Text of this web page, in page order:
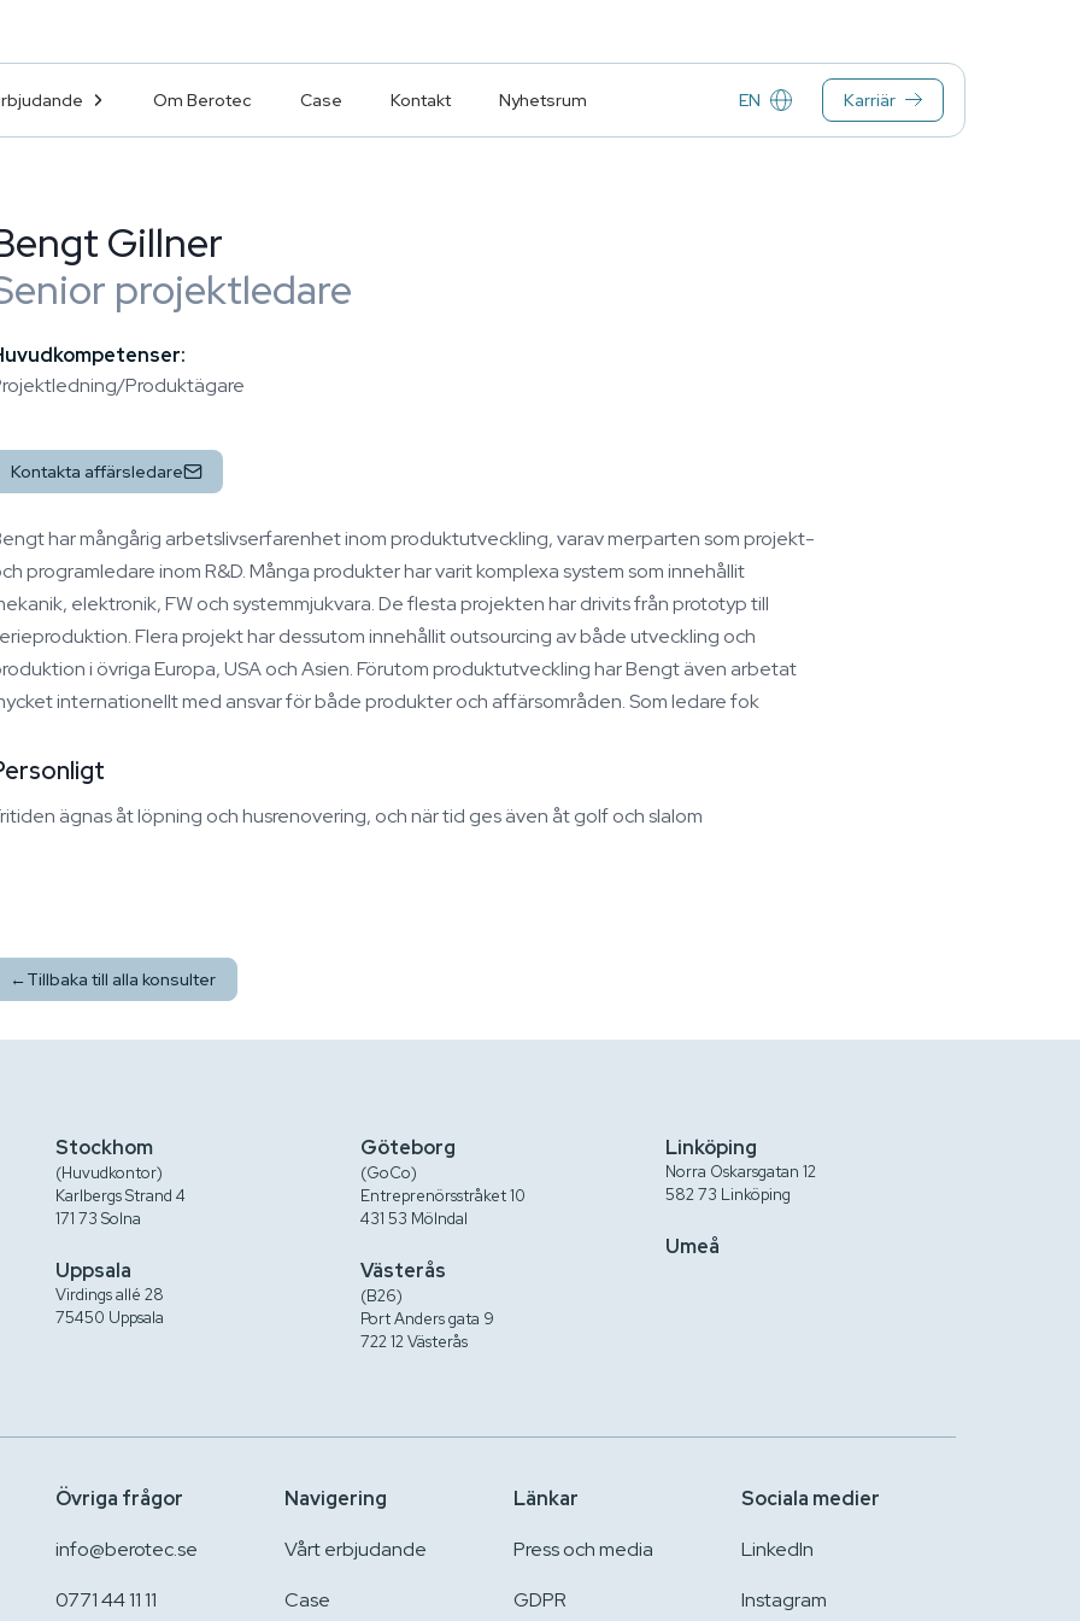
EN Karriär
Om Berotec Case Kontakt Nyhetsrum
Gillner
projektledare
Produktägare
Kontakta affärsledare
har mångårig arbetslivserfarenhet inom produktutveckling, varav merparten som projekt-
programledare inom R&D. Många produkter har varit komplexa system som innehållit
elektronik, FW och systemmjukvara. De flesta projekten har drivits från prototyp till
Flera projekt har dessutom innehållit outsourcing av både utveckling och
i övriga Europa, USA och Asien. Förutom produktutveckling har Bengt även arbetat
internationellt med ansvar för både produkter och affärsområden. Som ledare fok
ägnas åt löpning och husrenovering, och när tid ges även åt golf och slalom
← Tillbaka till alla konsulter
Stockhom
(Huvudkontor)
Karlbergs Strand 4
171 73 Solna
Uppsala
Virdings allé 28
75450 Uppsala
Göteborg
(GoCo)
Entreprenörsstråket 10
431 53 Mölndal
Västerås
(B26)
Port Anders gata 9
722 12 Västerås
Linköping
Norra Oskarsgatan 12
582 73 Linköping
Umeå
Övriga frågor
info@berotec.se
0771 44 11 11
Navigering
Vårt erbjudande
Case
Länkar
Press och media
GDPR
Sociala medier
LinkedIn
Instagram